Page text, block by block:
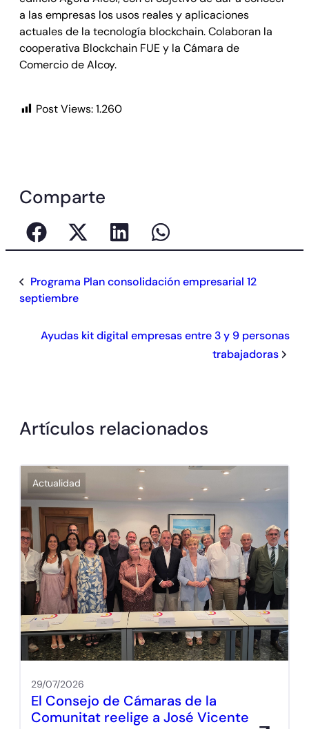
a las empresas los usos reales y aplicaciones
actuales de la tecnología blockchain. Colaboran la
cooperativa Blockchain FUE y la Cámara de
Comercio de Alcoy.
Post Views:1.260
Comparte
Programa Plan consolidación empresarial 12
septiembre
Ayudas kit digital empresas entre 3 y 9 personas
trabajadoras
Artículos relacionados
Actualidad
29/07/2026
El Consejo de Cámaras de la
Comunitat reelige a José Vicente